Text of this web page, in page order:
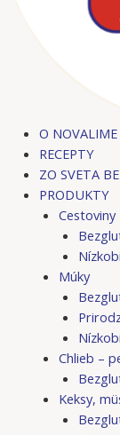
O NOVALIME
RECEPTY
ZO SVETA
PRODUKTY
Cestoviny
Múky
Chlieb –
Keksy,